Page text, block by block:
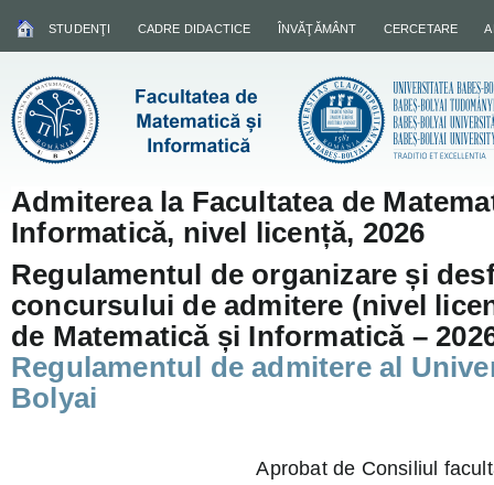
STUDENŢI CADRE DIDACTICE ÎNVĂŢĂMÂNT CERCETARE
Admiterea la Facultatea de
Informatică, nivel licență, 2026
Regulamentul de organizare și
concursului de admitere (nivel
de Matematică și Informatică –
Regulamentul de admitere al
Bolyai
Aprobat de Consiliul